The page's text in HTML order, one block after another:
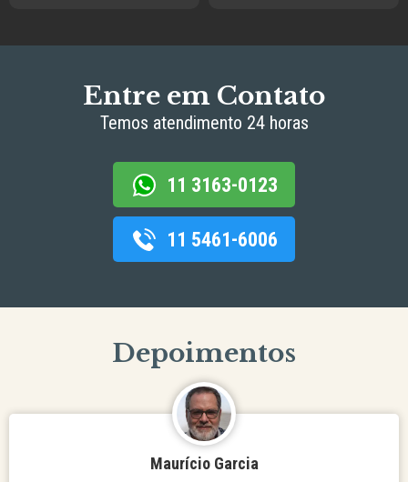
Entre em Contato
Temos atendimento 24 horas
11 3163-0123
11 5461-6006
Depoimentos
Maurício Garcia